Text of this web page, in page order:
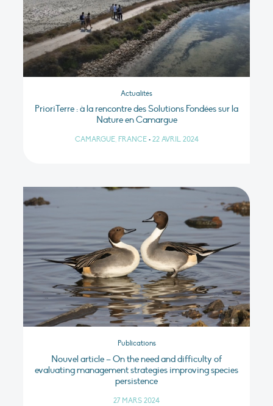
Actualités
PrioriTerre : à la rencontre des Solutions Fondées sur la
Nature en Camargue
CAMARGUE, FRANCE • 22 AVRIL 2024
Publications
Nouvel article – On the need and difficulty of
evaluating management strategies improving species
persistence
27 MARS 2024